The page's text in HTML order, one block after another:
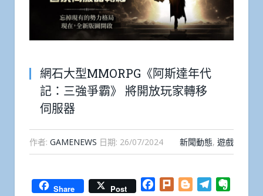
網石大型MMORPG《阿斯達年代
記：三強爭霸》 將開放玩家轉移
伺服器
作者: GAMENEWS 日期: 26/07/2024 新聞動態, 遊戲
Share Post Facebook
Plurk BloggerTelegram